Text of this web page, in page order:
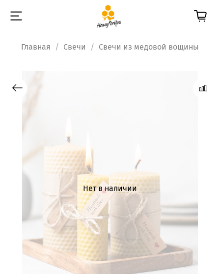
Главная Свечи Свечи из медовой вощины
Нет в наличии